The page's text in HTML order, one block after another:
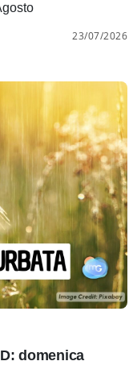
23/07/2026
domenica